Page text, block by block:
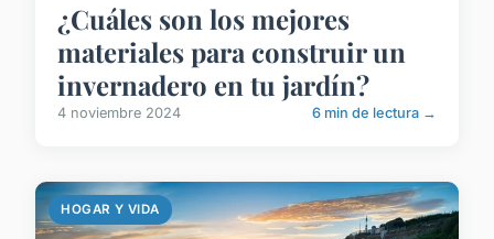
¿Cuáles son los mejores
materiales para construir un
invernadero en tu jardín?
4 noviembre 2024 6 min de lectura →
HOGAR Y VIDA